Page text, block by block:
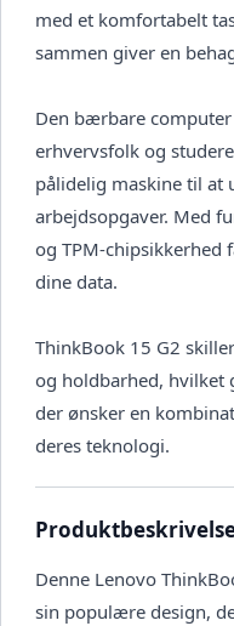
med et komfortabelt
sammen giver en
Den bærbare
erhvervsfolk og
pålidelig maskine til at
arbejdsopgaver. Med
og TPM-chipsikkerhed
dine data.
ThinkBook 15 G2
og holdbarhed, hvilket
der ønsker en
deres teknologi.
Denne Lenovo
sin populære design,